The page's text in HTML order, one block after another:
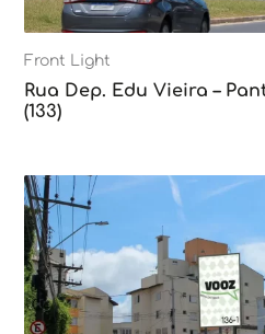
Front Light
Rua Dep. Edu Vieira –
(133)